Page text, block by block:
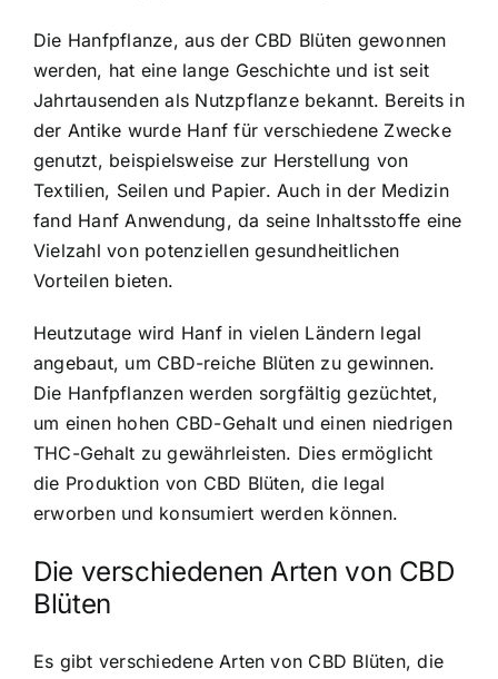
Die Hanfpflanze, aus der CBD Blüten gewonnen
werden, hat eine lange Geschichte und ist seit
Jahrtausenden als Nutzpflanze bekannt. Bereits in
der Antike wurde Hanf für verschiedene Zwecke
genutzt, beispielsweise zur Herstellung von
Textilien, Seilen und Papier. Auch in der Medizin
fand Hanf Anwendung, da seine Inhaltsstoffe eine
Vielzahl von potenziellen gesundheitlichen
Vorteilen bieten.
Heutzutage wird Hanf in vielen Ländern legal
angebaut, um CBD-reiche Blüten zu gewinnen.
Die Hanfpflanzen werden sorgfältig gezüchtet,
um einen hohen CBD-Gehalt und einen niedrigen
THC-Gehalt zu gewährleisten. Dies ermöglicht
die Produktion von CBD Blüten, die legal
erworben und konsumiert werden können.
Die verschiedenen Arten von CBD
Blüten
Es gibt verschiedene Arten von CBD Blüten, die